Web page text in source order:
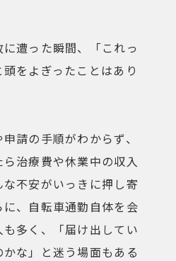
健康経営
折りたたみ
比較検討
法人向け
自転車通勤を検討
費用について
購入前の不安
購入後の不安
通勤＆趣味
通勤手段への不満
通勤距離・時間に対する不満
運動不足
電動自転車の特徴
遭った瞬間、「これっ
をよぎったことはあり
請の手順がわからず、
治療費や休業中の収入
不安がいっきに押し寄
、自転車通勤自体を会
多く、「届け出してい
な」と迷う場面もある